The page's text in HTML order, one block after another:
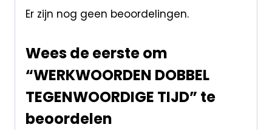
Er zijn nog geen beoordelingen.
Wees de eerste om
“WERKWOORDEN DOBBEL
TEGENWOORDIGE TIJD” te
beoordelen